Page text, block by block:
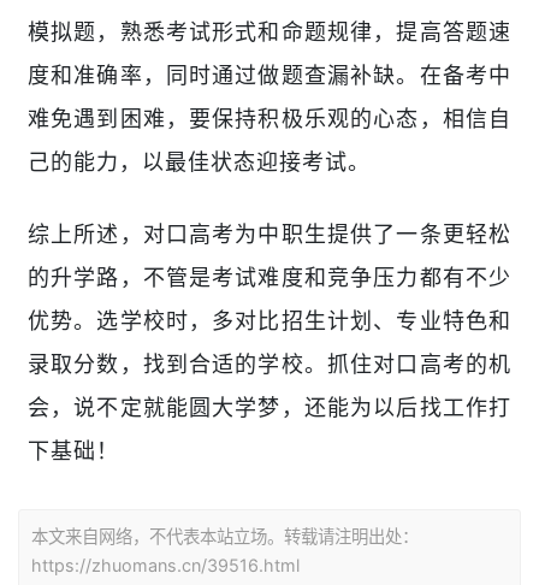
模拟题，熟悉考试形式和命题规律，提高答题速
度和准确率，同时通过做题查漏补缺。 在备考中
难免遇到困难，要保持积极乐观的心态，相信自
己的能力，以最佳状态迎接考试。
综上所述，对口高考为中职生提供了一条更轻松
的升学路，不管是考试难度和竞争压力都有不少
优势。选学校时，多对比招生计划、专业特色和
录取分数，找到合适的学校。抓住对口高考的机
会，说不定就能圆大学梦，还能为以后找工作打
下基础！
本文来自网络，不代表本站立场。转载请注明出处：
https://zhuomans.cn/39516.html